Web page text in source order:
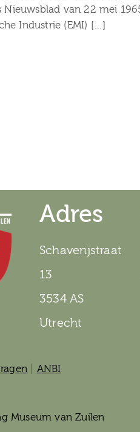
van 22 mei
Industrie (EMI) […]
Adres
Schaverijstraat
13
3534 AS
Utrecht
ANBI
Museum van Zuilen